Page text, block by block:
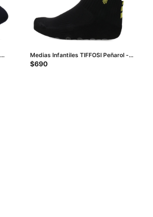
Medias Infantiles TIFFOSI Peñarol -
Negro - Amarillo
$690